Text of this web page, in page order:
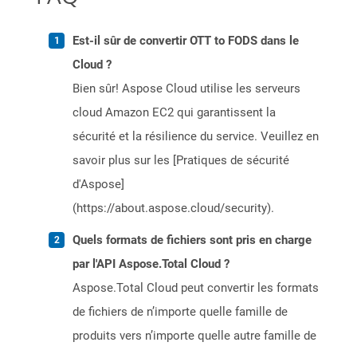
Est-il sûr de convertir OTT to FODS dans le
Cloud ?
Bien sûr! Aspose Cloud utilise les serveurs
cloud Amazon EC2 qui garantissent la
sécurité et la résilience du service. Veuillez en
savoir plus sur les [Pratiques de sécurité
d'Aspose]
(https://about.aspose.cloud/security).
Quels formats de fichiers sont pris en charge
par l'API Aspose.Total Cloud ?
Aspose.Total Cloud peut convertir les formats
de fichiers de n’importe quelle famille de
produits vers n’importe quelle autre famille de